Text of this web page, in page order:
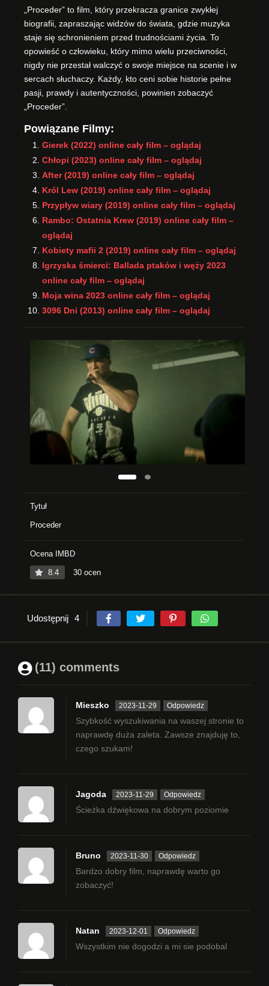
„Proceder” to film, który przekracza granice zwykłej
biografii, zapraszając widzów do świata, gdzie muzyka
staje się schronieniem przed trudnościami życia. To
opowieść o człowieku, który mimo wielu przeciwności,
nigdy nie przestał walczyć o swoje miejsce na scenie i w
sercach słuchaczy. Każdy, kto ceni sobie historie pełne
pasji, prawdy i autentyczności, powinien zobaczyć
„Proceder”.
Powiązane Filmy:
Gierek (2022) online cały film – oglądaj
Chłopi (2023) online cały film – oglądaj
After (2019) online cały film – oglądaj
Król Lew (2019) online cały film – oglądaj
Przypływ wiary (2019) online cały film – oglądaj
Rambo: Ostatnia Krew (2019) online cały film –
oglądaj
Kobiety mafii 2 (2019) online cały film – oglądaj
Igrzyska śmierci: Ballada ptaków i węży 2023
online cały film – oglądaj
Moja wina 2023 online cały film – oglądaj
3096 Dni (2013) online cały film – oglądaj
Tytuł
Proceder
Ocena IMBD
8.4 30 ocen
Udostępnij 4
(11) comments
Mieszko 2023-11-29 Odpowiedz
Szybkość wyszukiwania na waszej stronie to
naprawdę duża zaleta. Zawsze znajduję to,
czego szukam!
Jagoda 2023-11-29 Odpowiedz
Ścieżka dźwiękowa na dobrym poziomie
Bruno 2023-11-30 Odpowiedz
Bardzo dobry film, naprawdę warto go
zobaczyć!
Natan 2023-12-01 Odpowiedz
Wszystkim nie dogodzi a mi sie podobal